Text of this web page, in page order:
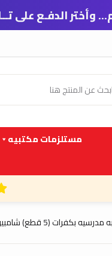
الدفـع على تــابي وقسّـط
مستلزمات مكتبيه
بكفرات (5 قطع) شامبيون